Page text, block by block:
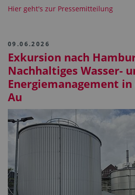
Hier geht's zur Pressemitteilung
09.06.2026
Exkursion nach
Nachhaltiges Wasser-
Energiemanagement
Au